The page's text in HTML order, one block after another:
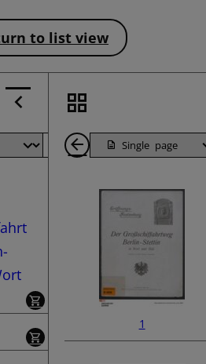
to list view
Next
Page
Back
Pages
1